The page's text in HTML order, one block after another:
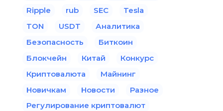
Ripple
rub SEC
Tesla
TON
USDT
Аналитика
Безопасность
Биткоин
Блокчейн
Китай
Конкурс
Криптовалюта
Майнинг
Новичкам
Новости
Разное
Регулирование криптовалют